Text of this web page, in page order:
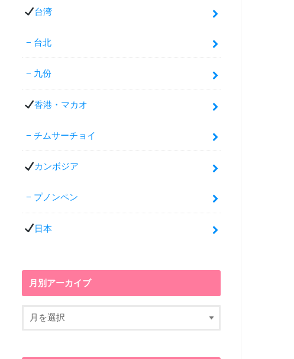
台湾
台北
九份
香港・マカオ
チムサーチョイ
カンボジア
プノンペン
日本
月別アーカイブ